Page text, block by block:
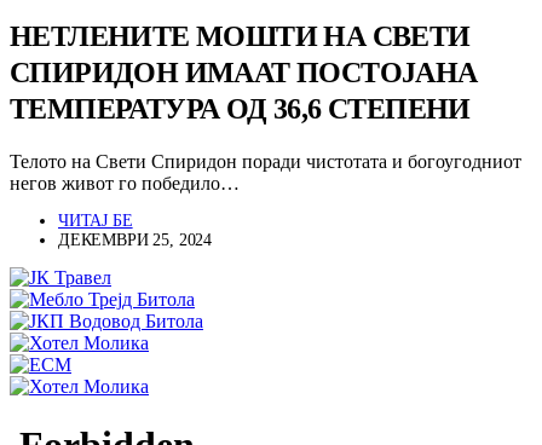
НЕТЛЕНИТЕ МОШТИ НА СВЕТИ
СПИРИДОН ИМААТ ПОСТОЈАНА
ТЕМПЕРАТУРА ОД 36,6 СТЕПЕНИ
Телото на Свети Спиридон поради чистотата и богоугодниот
негов живот го победило…
ЧИТАЈ БЕ
ДЕКЕМВРИ 25, 2024